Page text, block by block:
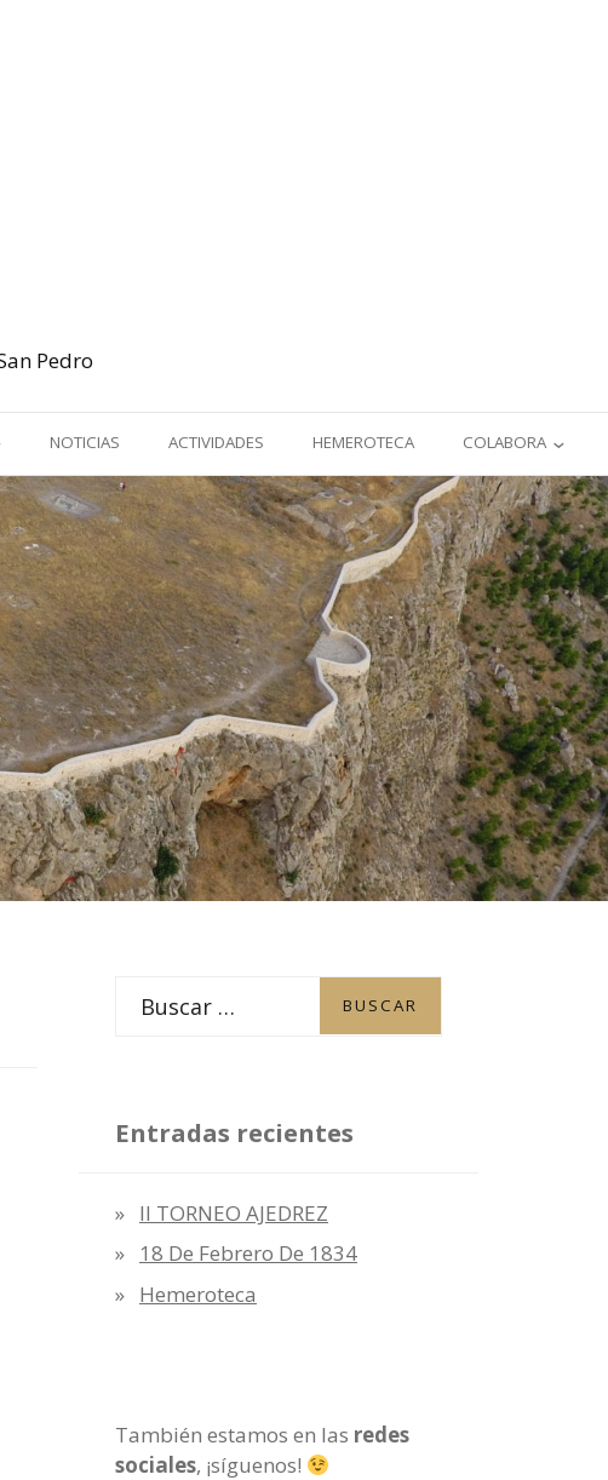
Pedro
NOTICIAS ACTIVIDADES HEMEROTECA COLABORA
HAZTE SOCIO
PATROCINADORES
Entradas recientes
II TORNEO AJEDREZ
18 De Febrero De 1834
Hemeroteca
También estamos en las redes
sociales, ¡síguenos!